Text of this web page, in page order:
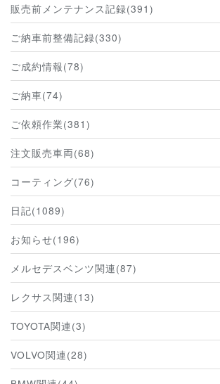
販売前メンテナンス記録(391)
ご納車前整備記録(330)
ご成約情報(78)
ご納車(74)
ご依頼作業(381)
注文販売車両(68)
コーティング(76)
日記(1089)
お知らせ(196)
メルセデスベンツ関連(87)
レクサス関連(13)
TOYOTA関連(3)
VOLVO関連(28)